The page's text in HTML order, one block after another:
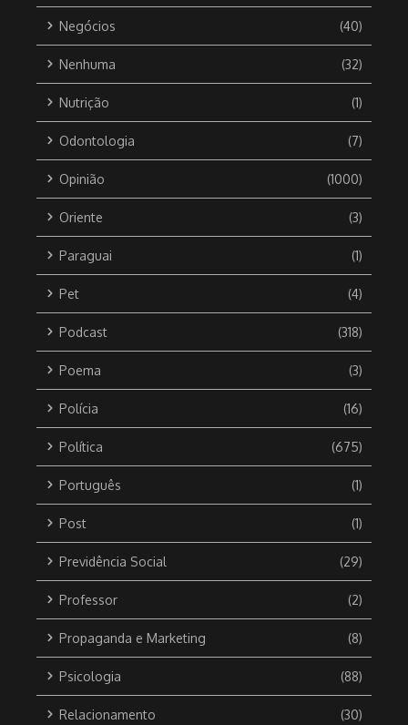
Negócios (40)
Nenhuma (32)
Nutrição (1)
Odontologia (7)
Opinião (1000)
Oriente (3)
Paraguai (1)
Pet (4)
Podcast (318)
Poema (3)
Polícia (16)
Política (675)
Português (1)
Post (1)
Previdência Social (29)
Professor (2)
Propaganda e Marketing (8)
Psicologia (88)
Relacionamento (30)